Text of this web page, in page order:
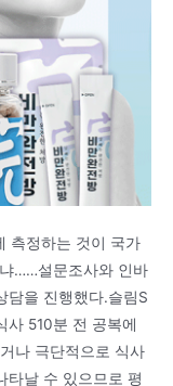
측정하는 것이 국가
……설문조사와 인바
담을 진행했다.슬림S
사 510분 전 공복에
나 극단적으로 식사
타날 수 있으므로 평